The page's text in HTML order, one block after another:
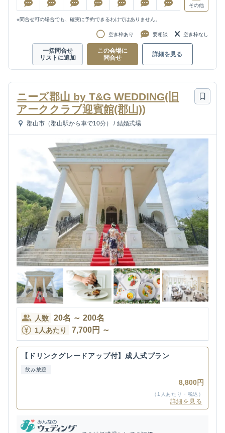
その他
※問合せ可の場合でも、確実に予約できるわけではありません。
空き枠あり 要相談 空き枠なし
一括問合せ
リストに追加
この会場に
問合せ
詳細を見る
ニーズ郡山 by T&G WEDDING(旧
アーククラブ迎賓館(郡山))
郡山市（郡山駅から車で10分） / 結婚式場
人数 20名 ～ 200名
1人あたり 7,700円 ～
【ドリンクグレードアップ付】成人式プラン
飲み放題
8,800円
（1人あたり・税込）
詳細を見る